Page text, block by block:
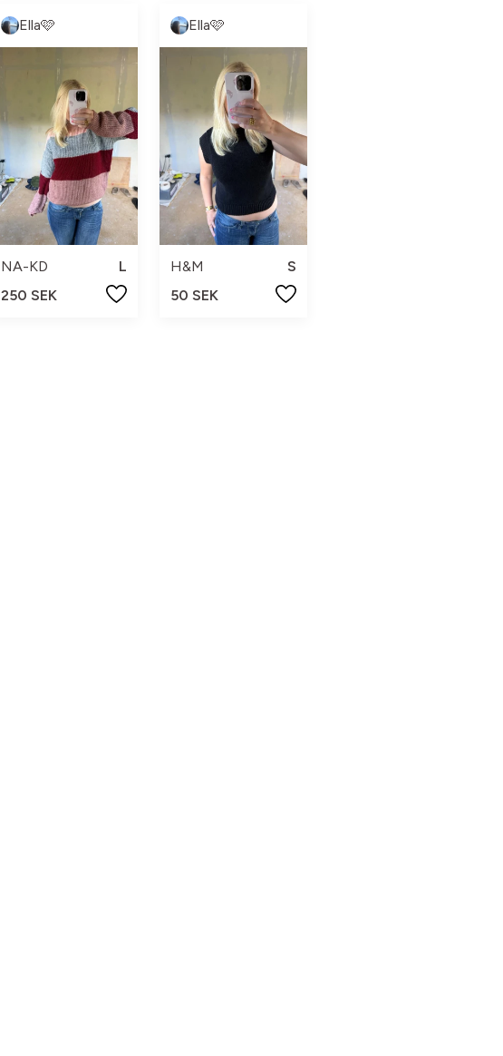
Ella🩷
NA-KD
L
250 SEK
Ella🩷
H&M
S
50 SEK